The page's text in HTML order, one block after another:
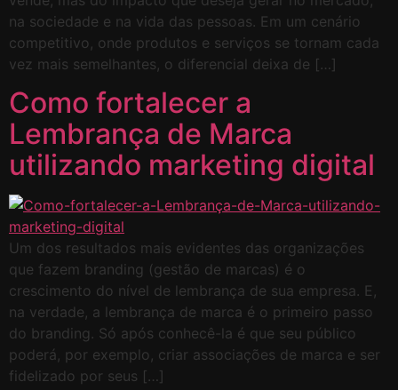
na sociedade e na vida das pessoas. Em um cenário
competitivo, onde produtos e serviços se tornam cada
vez mais semelhantes, o diferencial deixa de […]
Como fortalecer a
Lembrança de Marca
utilizando marketing digital
Um dos resultados mais evidentes das organizações
que fazem branding (gestão de marcas) é o
crescimento do nível de lembrança de sua empresa. E,
na verdade, a lembrança de marca é o primeiro passo
do branding. Só após conhecê-la é que seu público
poderá, por exemplo, criar associações de marca e ser
fidelizado por seus […]